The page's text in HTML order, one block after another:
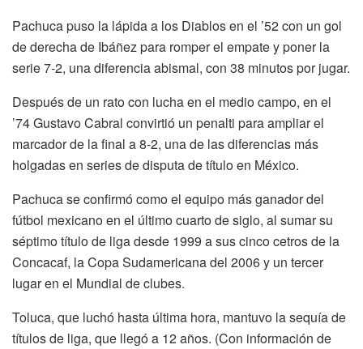
Pachuca puso la lápida a los Diablos en el ’52 con un gol
de derecha de Ibáñez para romper el empate y poner la
serie 7-2, una diferencia abismal, con 38 minutos por jugar.
Después de un rato con lucha en el medio campo, en el
’74 Gustavo Cabral convirtió un penalti para ampliar el
marcador de la final a 8-2, una de las diferencias más
holgadas en series de disputa de título en México.
Pachuca se confirmó como el equipo más ganador del
fútbol mexicano en el último cuarto de siglo, al sumar su
séptimo título de liga desde 1999 a sus cinco cetros de la
Concacaf, la Copa Sudamericana del 2006 y un tercer
lugar en el Mundial de clubes.
Toluca, que luchó hasta última hora, mantuvo la sequía de
títulos de liga, que llegó a 12 años. (Con información de